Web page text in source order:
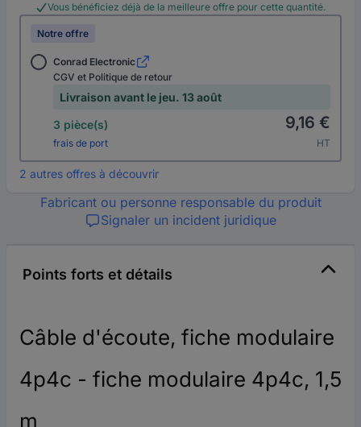
Vous bénéficiez déjà de la meilleure offre pour cette quantité.
Notre offre
Conrad Electronic
CGV et Politique de retour
Livraison avant le jeu. 13 août
3 pièce(s)
frais de port
9,16 €
HT
2 autres offres à découvrir
Fabricant ou personne responsable du produit
Signaler un incident juridique
Points forts et détails
Câble d'écoute, fiche modulaire
4p4c - fiche modulaire 4p4c, 1,5
m